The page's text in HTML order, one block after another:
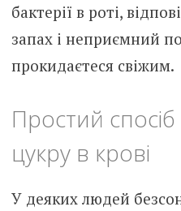
бактерії в роті,
запах і неприємний
прокидаєтеся свіжим.
Простий
цукру в крові
У деяких людей